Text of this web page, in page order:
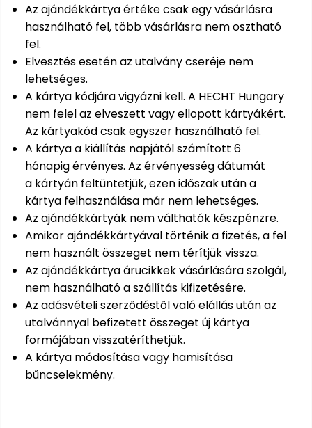
Hólapát
Növényápolási
kellékek
Permetező
Üvegház
és
melegház
Komposztáló
Kézi
szerszám,
eszközök
Kiegészítők
Az ajándékkártya értéke csak egy vásárlásra
használható fel, több vásárlásra nem osztható
fel.
Elvesztés esetén az utalvány cseréje nem
lehetséges.
A kártya kódjára vigyázni kell. A HECHT Hungary
nem felel az elveszett vagy ellopott kártyákért.
Az kártyakód csak egyszer használható fel.
A kártya a kiállítás napjától számított 6
hónapig érvényes. Az érvényesség dátumát
a kártyán feltüntetjük, ezen időszak után a
kártya felhasználása már nem lehetséges.
Az ajándékkártyák nem válthatók készpénzre.
Amikor ajándékkártyával történik a fizetés, a fel
nem használt összeget nem térítjük vissza.
Az ajándékkártya árucikkek vásárlására szolgál,
nem használható a szállítás kifizetésére.
Az adásvételi szerződéstől való elállás után az
utalvánnyal befizetett összeget új kártya
formájában visszatéríthetjük.
A kártya módosítása vagy hamisítása
bűncselekmény.